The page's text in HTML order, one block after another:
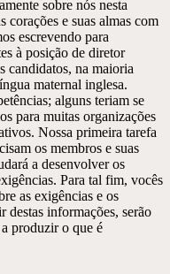
sobre nós nesta
corações e suas almas com
escrevendo para
à posição de diretor
candidatos, na maioria
maternal inglesa.
alguns teriam se
para muitas organizações
Nossa primeira tarefa
os membros e suas
a desenvolver os
Para tal fim, vocês
as exigências e os
destas informações, serão
produzir o que é